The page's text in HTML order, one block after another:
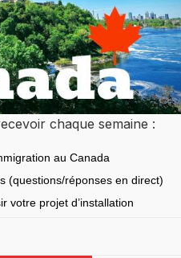
chaque semaine :
au Canada
(questions/réponses en direct)
votre projet d’installation